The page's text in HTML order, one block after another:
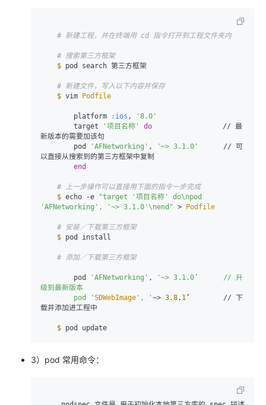
# 新建工程，并在终端用 cd 指令打开到工程文件夹内
# 搜索第三方框架
$ pod search 第三方框架
# 新建文件，写入以下内容并保存
$ vim Podfile
        platform
:ios ,
'8.0'
        target
'项目名称' do
                 // 最
新版本的需要加该句
        pod
'AFNetworking' , '~> 3.1.0'
      // 可
以直接从搜索到的第三方框架中复制
end
# 上一步操作可以直接用下面的指令一步完成
$ echo -e
"target '项目名称' do\npod
'AFNetworking', '~> 3.1.0'\nend" > Podfile
# 安装／下载第三方框架
$ pod install
# 添加／下载第三方框架
        pod
'AFNetworking' ,
'~> 3.1.0’      // 升
级到最新版本
        pod '
SDWebImage ', ' ~> 3.8. 1’        // 下
载并添加进工程中
$ pod update
3）pod 常用命令：